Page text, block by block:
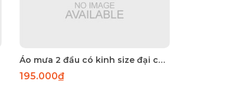
Áo mưa 2 đầu có kinh size đại có phản quang sau lưng
195.000₫